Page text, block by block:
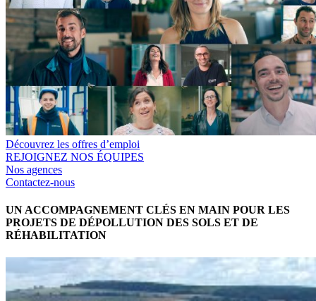
Découvrez les offres d’emploi
REJOIGNEZ NOS ÉQUIPES
Nos agences
Contactez-nous
UN ACCOMPAGNEMENT CLÉS EN MAIN POUR LES
PROJETS DE DÉPOLLUTION DES SOLS ET DE
RÉHABILITATION